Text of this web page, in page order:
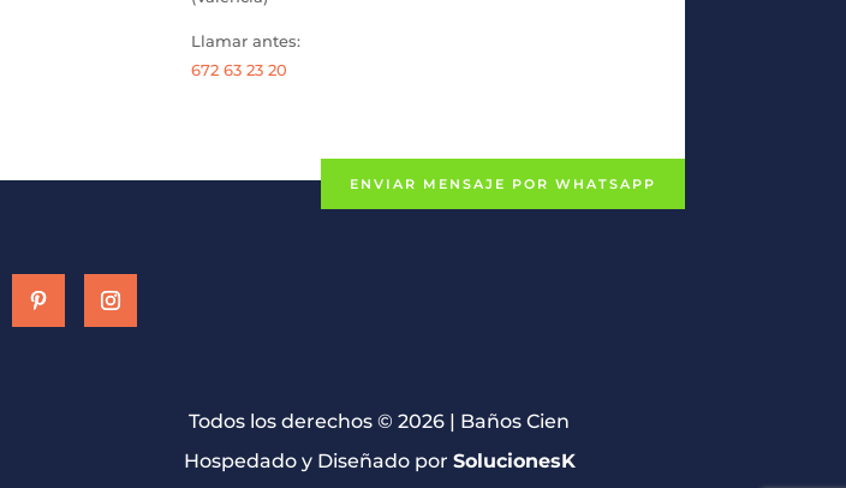
Llamar antes:
672 63 23 20
ENVIAR MENSAJE POR WHATSAPP
Todos los derechos © 2026 | Baños Cien
Hospedado y Diseñado por SolucionesK